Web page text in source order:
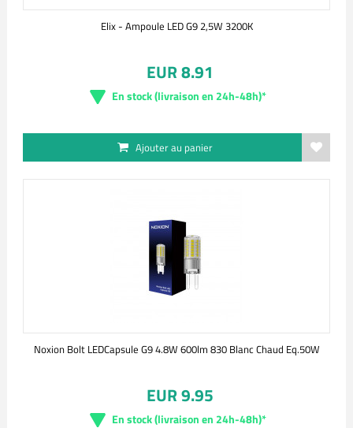
Elix - Ampoule LED G9 2,5W 3200K
EUR 8.91
En stock (livraison en 24h-48h)*
Ajouter au panier
Noxion Bolt LEDCapsule G9 4.8W 600lm 830 Blanc Chaud Eq.50W
EUR 9.95
En stock (livraison en 24h-48h)*